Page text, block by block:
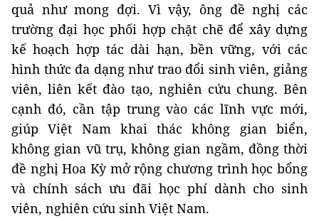
quả như mong đợi. Vì vậy, ông đề nghị các
trường đại học phối hợp chặt chẽ để xây dựng
kế hoạch hợp tác dài hạn, bền vững, với các
hình thức đa dạng như trao đổi sinh viên, giảng
viên, liên kết đào tạo, nghiên cứu chung. Bên
cạnh đó, cần tập trung vào các lĩnh vực mới,
giúp Việt Nam khai thác không gian biển,
không gian vũ trụ, không gian ngầm, đồng thời
đề nghị Hoa Kỳ mở rộng chương trình học bổng
và chính sách ưu đãi học phí dành cho sinh
viên, nghiên cứu sinh Việt Nam.